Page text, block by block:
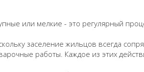
или мелкие - это регулярный
заселение жильцов всегда
работы. Каждое из этих